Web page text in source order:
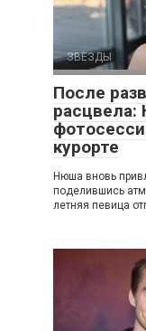
ЗВЕЗДЫ
После
курорте
Нюша вновь
поделившись
летняя певица